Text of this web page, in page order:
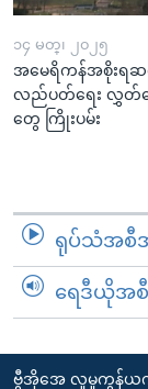
၁၄ မတ္၊ ၂၀၂၅
အမေရိကန်အစိုး
လည်ပတ်ရေး လွှတ်
တွေ ကြိုးပမ်း
ရုပ်သံအစီအ
ရေဒီယိုအစီ
ဗွီအိုအေ လူမှုကွန်ယက်